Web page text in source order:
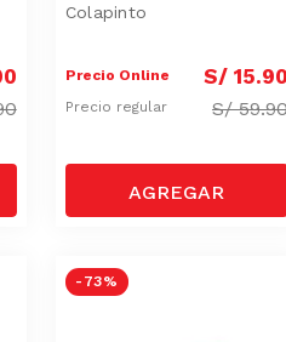
Colapinto
Precio Online S/ 15.
Precio regular S/
- 73 %